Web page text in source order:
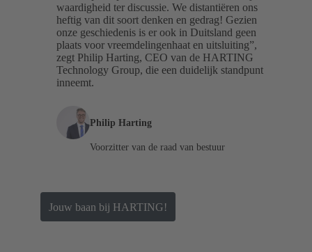
waardigheid ter discussie. We distantiëren ons
heftig van dit soort denken en gedrag! Gezien
onze geschiedenis is er ook in Duitsland geen
plaats voor vreemdelingenhaat en uitsluiting”,
zegt Philip Harting, CEO van de HARTING
Technology Group, die een duidelijk standpunt
inneemt.
Philip Harting
Voorzitter van de raad van bestuur
Jouw baan bij HARTING!